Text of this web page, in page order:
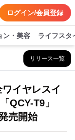
ログイン/会員登録
ン・美容 ライフスタ
リリース一覧
イヤレスイ
QCY-T9」
売開始